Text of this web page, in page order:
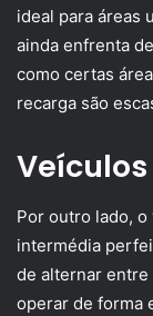
ideal para áreas
ainda enfrenta
como certas
recarga são
Por outro lado,
intermédia
de alternar
operar de forma